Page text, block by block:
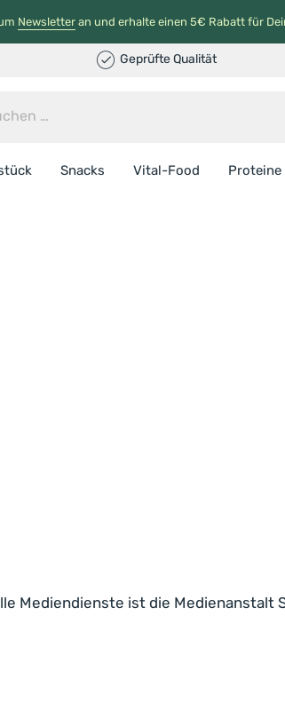
Newsletteran und erhalte einen 5€ Rabatt für
Geprüfte Qualität
Snacks Vital-Food Proteine
Mediendienste ist die Medienanstalt